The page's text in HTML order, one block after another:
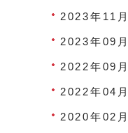
2023年11月
2023年09月
2022年09月
2022年04月
2020年02月